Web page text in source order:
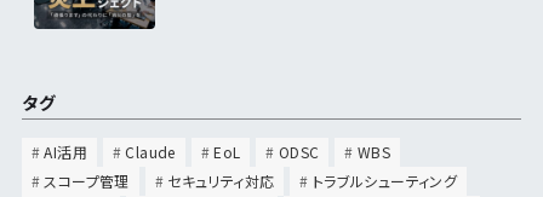
タグ
AI活用 Claude EoL ODSC
WBS
スコープ管理
セキュリティ対応
トラブルシューティング